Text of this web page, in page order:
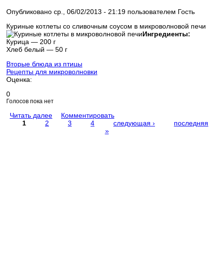
Опубликовано ср., 06/02/2013 - 21:19 пользователем Гость
Куриные котлеты со сливочным соусом в микроволновой печи
Ингредиенты:
Курица — 200 г
Хлеб белый — 50 г
Вторые блюда из птицы
Рецепты для микроволновки
Оценка:
0
Голосов пока нет
Читать далее Комментировать
1 2 3 4 следующая ›
последняя
»